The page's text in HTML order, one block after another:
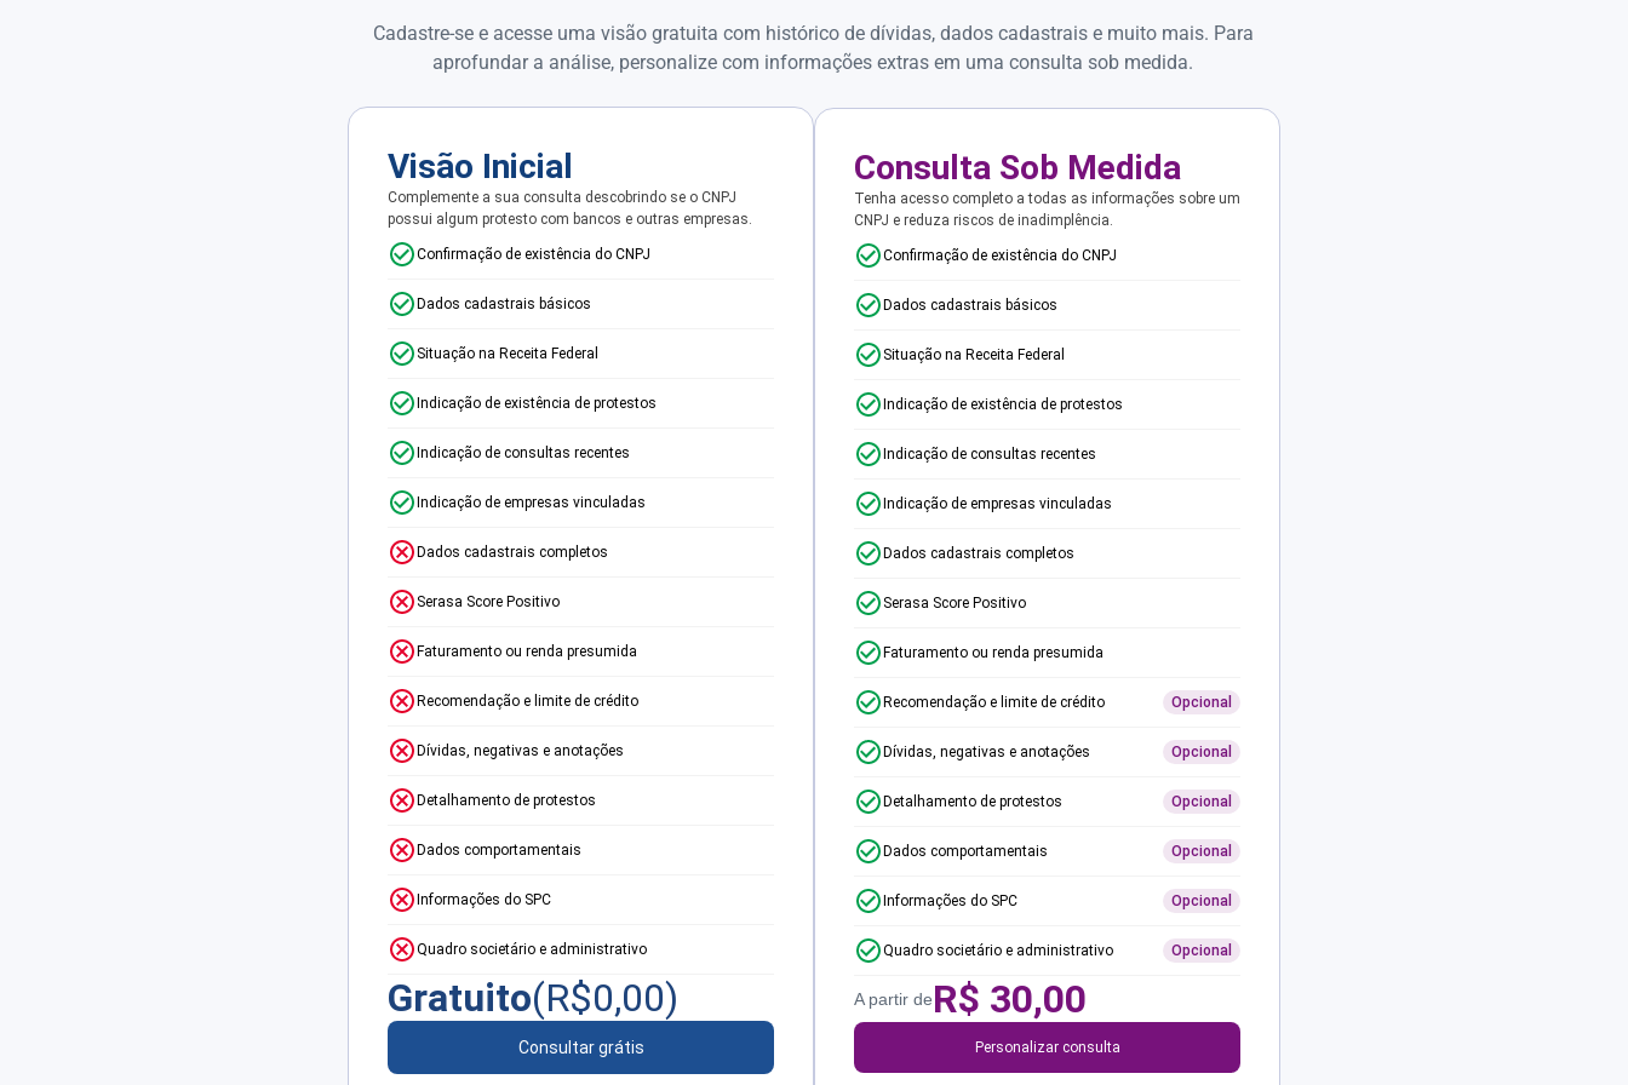
Cadastre-se e acesse uma visão gratuita com histórico de dívidas, dados cadastrais e muito mais. Para
aprofundar a análise, personalize com informações extras em uma consulta sob medida.
Visão Inicial
Complemente a sua consulta descobrindo se o CNPJ
possui algum protesto com bancos e outras empresas.
Confirmação de existência do CNPJ
Dados cadastrais básicos
Situação na Receita Federal
Indicação de existência de protestos
Indicação de consultas recentes
Indicação de empresas vinculadas
Dados cadastrais completos
Serasa Score Positivo
Faturamento ou renda presumida
Recomendação e limite de crédito
Dívidas, negativas e anotações
Detalhamento de protestos
Dados comportamentais
Informações do SPC
Quadro societário e administrativo
Gratuito(R$0,00)
Consultar grátis
Consulta Sob Medida
Tenha acesso completo a todas as informações sobre um
CNPJ e reduza riscos de inadimplência.
Confirmação de existência do CNPJ
Dados cadastrais básicos
Situação na Receita Federal
Indicação de existência de protestos
Indicação de consultas recentes
Indicação de empresas vinculadas
Dados cadastrais completos
Serasa Score Positivo
Faturamento ou renda presumida
Recomendação e limite de crédito Opcional
Dívidas, negativas e anotações Opcional
Detalhamento de protestos Opcional
Dados comportamentais Opcional
Informações do SPC Opcional
Quadro societário e administrativo Opcional
A partir deR$ 30,00
Personalizar consulta